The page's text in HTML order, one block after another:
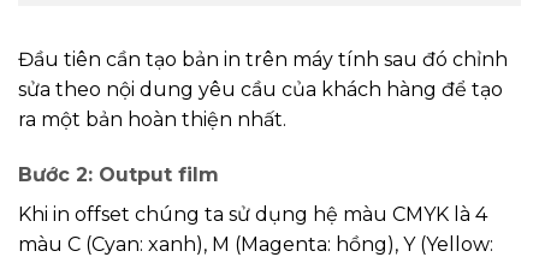
Đầu tiên cần tạo bản in trên máy tính sau đó chỉnh
sửa theo nội dung yêu cầu của khách hàng để tạo
ra một bản hoàn thiện nhất.
Bước 2: Output film
Khi in offset chúng ta sử dụng hệ màu CMYK là 4
màu C (Cyan: xanh), M (Magenta: hồng), Y (Yellow: